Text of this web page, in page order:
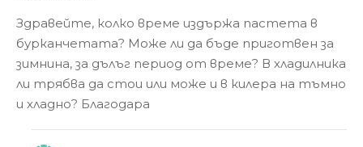
Здравейте, колко време издържа пастета в
бурканчетата? Може ли да бъде приготвен за
зимнина, за дълъг период от време? В хладилника
ли трябва да стои или може и в килера на тъмно
и хладно? Благодара